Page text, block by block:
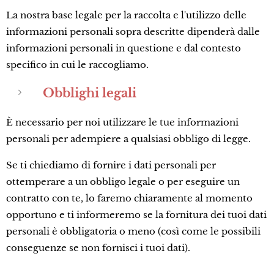
La nostra base legale per la raccolta e l'utilizzo delle
informazioni personali sopra descritte dipenderà dalle
informazioni personali in questione e dal contesto
specifico in cui le raccogliamo.
Obblighi legali
È necessario per noi utilizzare le tue informazioni
personali per adempiere a qualsiasi obbligo di legge.
Se ti chiediamo di fornire i dati personali per
ottemperare a un obbligo legale o per eseguire un
contratto con te, lo faremo chiaramente al momento
opportuno e ti informeremo se la fornitura dei tuoi dati
personali è obbligatoria o meno (così come le possibili
conseguenze se non fornisci i tuoi dati).